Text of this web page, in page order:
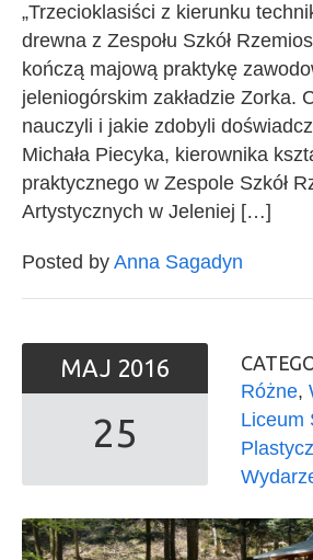
„Trzecioklasiści z kierunku
drewna z Zespołu Szkół
kończą majową praktykę
jeleniogórskim zakładzie Zorka.
nauczyli i jakie zdobyli
Michała Piecyka, kierownika
praktycznego w Zespole Szkół
Artystycznych w Jeleniej […]
Posted by Anna Sagadyn
MAJ 2016
25
Różne,
Liceum